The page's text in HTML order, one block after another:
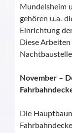
Mundelsheim
gehören u.a.
Einrichtung
Diese
November –
Die